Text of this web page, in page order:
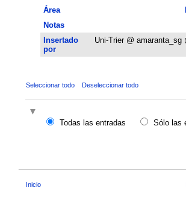
Área
Notas
Insertado
por
Uni-Trier @ amaranta_sg
Seleccionar todo Deseleccionar todo
Todas las entradas
Sólo las
Inicio